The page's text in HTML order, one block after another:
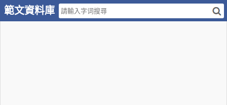
範文資料庫